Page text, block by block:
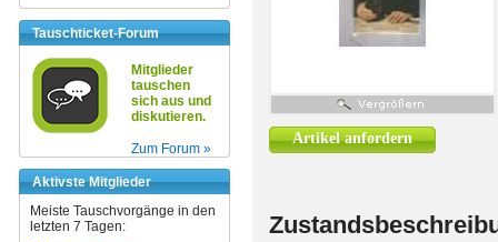
Tauschticket-Forum
Mitglieder
tauschen
sich aus und
diskutieren.
Zum Forum »
Aktivste Mitglieder
Meiste Tauschvorgänge in den
letzten 7 Tagen:
Artikel anfordern